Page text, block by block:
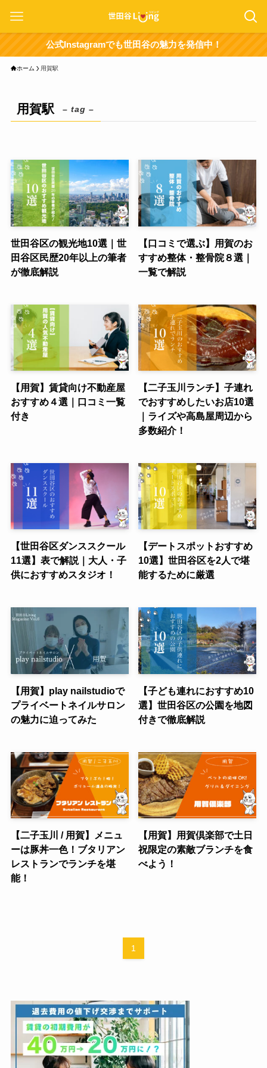
公式Instagramでも世田谷の魅力を発信中！
ホーム 用賀駅
用賀駅 – tag –
世田谷区の観光地10選｜世
田谷区民歴20年以上の筆者
が徹底解説
【口コミで選ぶ】用賀のお
すすめ整体・整骨院８選｜
一覧で解説
【用賀】賃貸向け不動産屋
おすすめ４選｜口コミ一覧
付き
【二子玉川ランチ】子連れ
でおすすめしたいお店10選
｜ライズや高島屋周辺から
多数紹介！
【世田谷区ダンススクール
11選】表で解説｜大人・子
供におすすめスタジオ！
【デートスポットおすすめ
10選】世田谷区を2人で堪
能するために厳選
【用賀】play nailstudioで
プライベートネイルサロン
の魅力に迫ってみた
【子ども連れにおすすめ10
選】世田谷区の公園を地図
付きで徹底解説
【二子玉川 / 用賀】メニュ
ーは豚丼一色！ブタリアン
レストランでランチを堪
能！
【用賀】用賀倶楽部で土日
祝限定の素敵ブランチを食
べよう！
1